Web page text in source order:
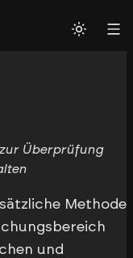
Überprüfung
Methode
und